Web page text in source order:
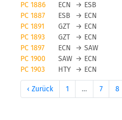
PC 1886
ECN → ESB
PC 1887
ESB → ECN
PC 1891
GZT → ECN
PC 1893
GZT → ECN
PC 1897
ECN → SAW
PC 1900
SAW → ECN
PC 1903
HTY → ECN
‹ Zurück 1 … 7 8